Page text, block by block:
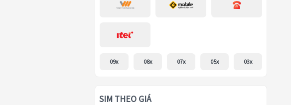
09x 08x 07x 05x 03x
SIM THEO GIÁ